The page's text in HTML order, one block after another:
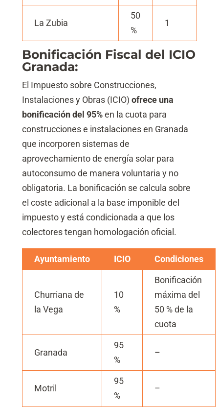
La Zubia
50
%
1
Bonificación Fiscal del ICIO
Granada:
El Impuesto sobre Construcciones,
Instalaciones y Obras (ICIO) ofrece una
bonificación del 95%en la cuota para
construcciones e instalaciones en Granada
que incorporen sistemas de
aprovechamiento de energía solar para
autoconsumo de manera voluntaria y no
obligatoria. La bonificación se calcula sobre
el coste adicional a la base imponible del
impuesto y está condicionada a que los
colectores tengan homologación oficial.
Ayuntamiento ICIO Condiciones
Churriana de
la Vega
10
%
Bonificación
máxima del
50 % de la
cuota
Granada
95
%
–
Motril
95
%
–